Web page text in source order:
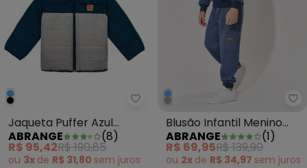
Abrange - Jaqueta Puffer Azul
Jaqueta Puffer Azul
Marinho
ABRANGE (8)
R$ 95,42R$ 190,85
ou 3x de R$ 31,80 sem juros
Blusão Infantil Menino
Dvtt Season Azul
ABRANGE (1)
R$ 69,95R$ 139,90
ou 2x de R$ 34,97 sem juros